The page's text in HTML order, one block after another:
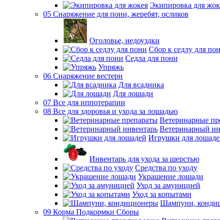
Экипировка для
05 Снаряжение для пони, жеребят, осликов
Оголовье, недоуздки
Сбор к седлу для
Седла для пони
Упряжь
06 Снаряжение вестерн
Для всадника
Для лошади
07 Все для иппотерапии
08 Все для здоровья и ухода за лошадью
Ветеринарные
Ветеринарный
Игрушки для
Инвентарь для ухода за шерстью
Средства по уходу
Украшение лошади
Уход за амуницией
Уход за копытами
Шампуни,
09 Корма Подкормки Сборы